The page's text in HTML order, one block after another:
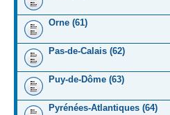
Orne (61)
Pas-de-Calais (62)
Puy-de-Dôme (63)
Pyrénées-Atlantiques (64)